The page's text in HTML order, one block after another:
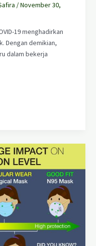
/November 30,
19 menghadirkan
Dengan demikian,
dalam bekerja